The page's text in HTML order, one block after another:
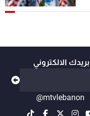
الالكتروني
@mtvlebanon